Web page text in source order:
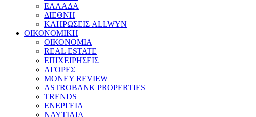
ΕΛΛΑΔΑ
ΔΙΕΘΝΗ
ΚΛΗΡΩΣΕΙΣ ALLWYN
ΟΙΚΟΝΟΜΙΚΗ
ΟΙΚΟΝΟΜΙΑ
REAL ESTATE
ΕΠΙΧΕΙΡΗΣΕΙΣ
ΑΓΟΡΕΣ
MONEY REVIEW
ASTROBANK PROPERTIES
TRENDS
ΕΝΕΡΓΕΙΑ
ΝΑΥΤΙΛΙΑ